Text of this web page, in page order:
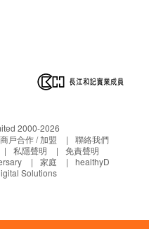
2000-2026
商戶合作 / 加盟
聯絡我們
私隱聲明
免責聲明
家庭
healthyD
Solutions